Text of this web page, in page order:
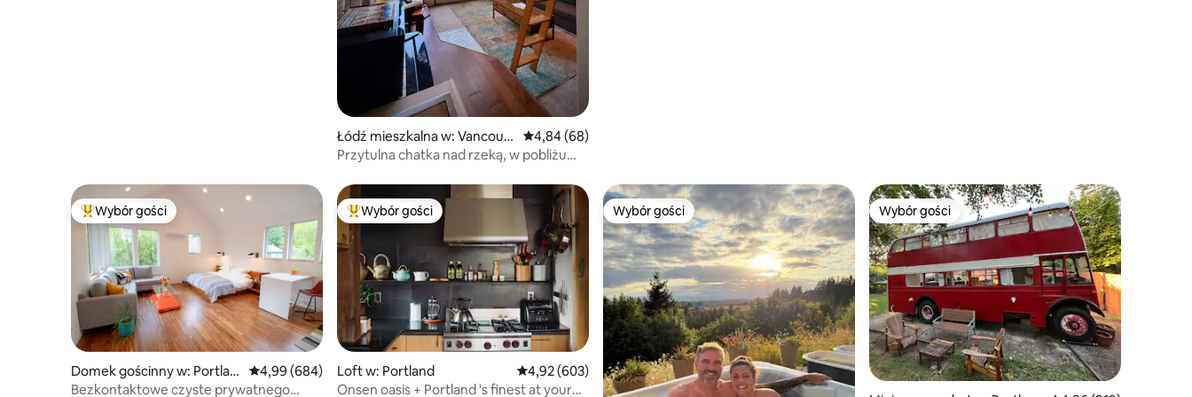
Łódź mieszkalna w: Vancouv
er
Średnia ocena: 4,84 na 5, liczba recenzji: 68
4,84 (68)
Przytulna chatka nad rzeką, w pobliżu
Najpopularniejsze z kategorii Wybór gości
Wybór gości
Domek gościnny w: Portlan
d
Średnia ocena: 4,99 na 5, liczba recenzji: 684
4,99 (684)
Bezkontaktowe czyste prywatnego
Najpopularniejsze z kategorii Wybór gości
Wybór gości
Loft w: Portland Średnia ocena: 4,92 na 5, liczba recenzji: 603
4,92 (603)
Onsen oasis + Portland 's finest at your
Wybór gości
Wybór gości Wybór gości
Wybór gości